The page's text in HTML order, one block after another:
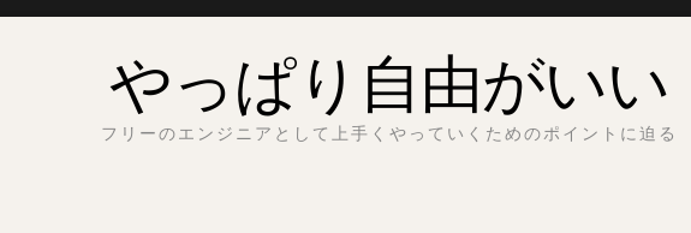
やっぱり自由がいい
フリーのエンジニアとして上手くやっていくためのポイントに迫る